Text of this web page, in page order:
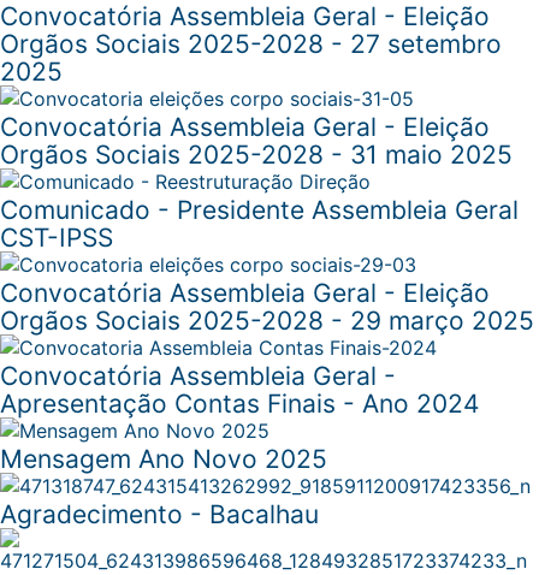
Convocatória Assembleia Geral - Eleição
Orgãos Sociais 2025-2028 - 27 setembro
2025
Convocatória Assembleia Geral - Eleição
Orgãos Sociais 2025-2028 - 31 maio 2025
Comunicado - Presidente Assembleia Geral
CST-IPSS
Convocatória Assembleia Geral - Eleição
Orgãos Sociais 2025-2028 - 29 março 2025
Convocatória Assembleia Geral -
Apresentação Contas Finais - Ano 2024
Mensagem Ano Novo 2025
Agradecimento - Bacalhau